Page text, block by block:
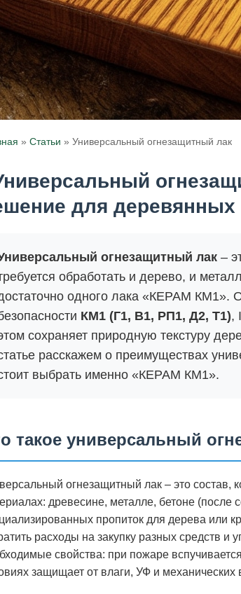
» Статьи » Универсальный огнезащитный лак
для деревянных
огнезащитный лак–
обработать и дерево, и
одного лака «КЕРАМ КМ1».
КМ1 (Г1, В1, РП1, Д2, Т1),
сохраняет природную текстуру
расскажем о преимуществах
выбрать именно «КЕРАМ КМ1».
такое универсальный
огнезащитный лак – это состав,
древесине, металле, бетоне (после
пропиток для дерева или
расходы на закупку разных средств и
свойства: при пожаре
защищает от влаги, УФ и механических